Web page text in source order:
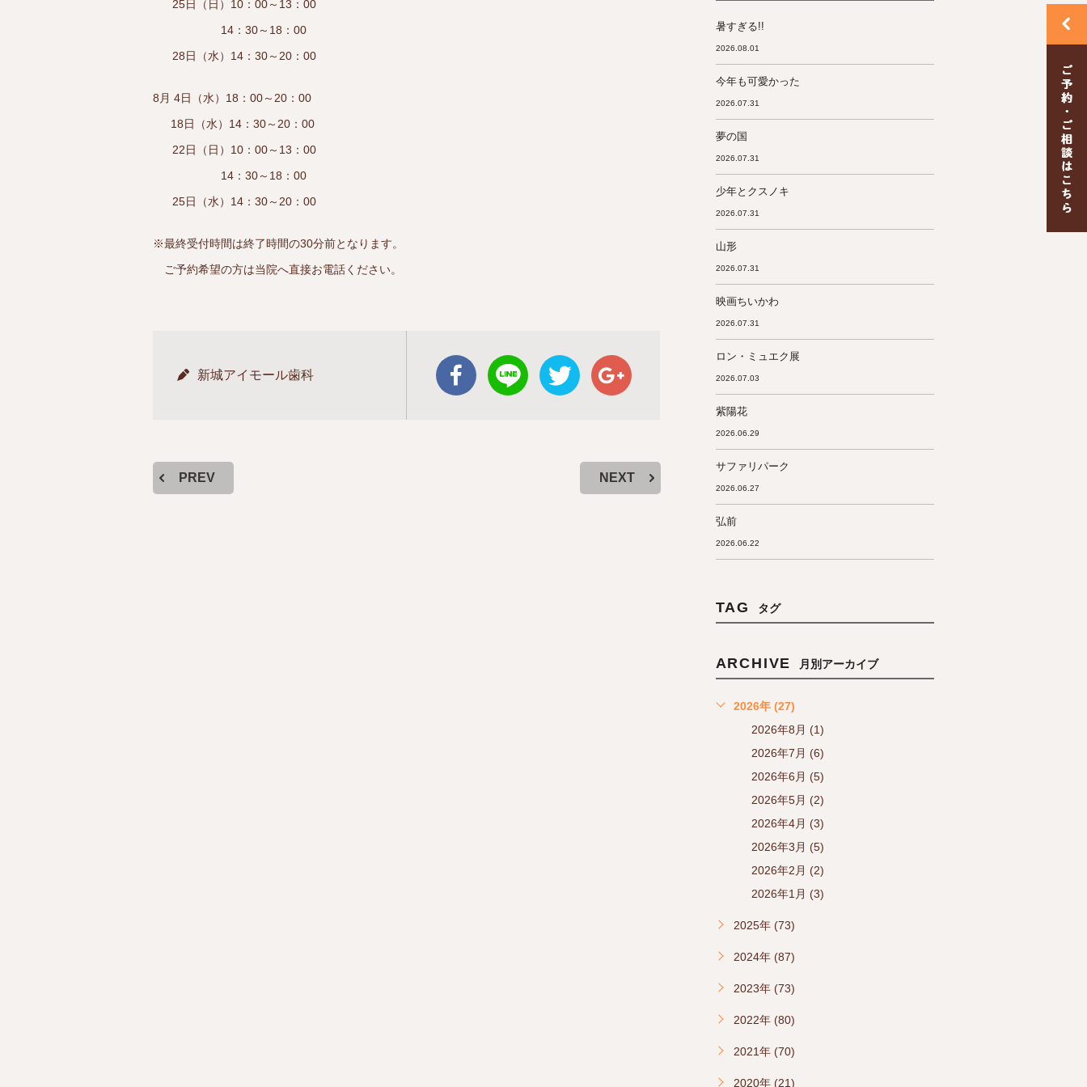
25日（日）10：00～13：00
14：30～18：00
28日（水）14：30～20：00
8月 4日（水）18：00～20：00
18日（水）14：30～20：00
22日（日）10：00～13：00
14：30～18：00
25日（水）14：30～20：00
※最終受付時間は終了時間の30分前となります。
ご予約希望の方は当院へ直接お電話ください。
新城アイモール歯科
PREV NEXT
暑すぎる!!
2026.08.01
今年も可愛かった
2026.07.31
夢の国
2026.07.31
少年とクスノキ
2026.07.31
山形
2026.07.31
映画ちいかわ
2026.07.31
ロン・ミュエク展
2026.07.03
紫陽花
2026.06.29
サファリパーク
2026.06.27
弘前
2026.06.22
TAG タグ
ARCHIVE 月別アーカイブ
2026年 (27)
2026年8月 (1)
2026年7月 (6)
2026年6月 (5)
2026年5月 (2)
2026年4月 (3)
2026年3月 (5)
2026年2月 (2)
2026年1月 (3)
2025年 (73)
2024年 (87)
2023年 (73)
2022年 (80)
2021年 (70)
2020年 (21)